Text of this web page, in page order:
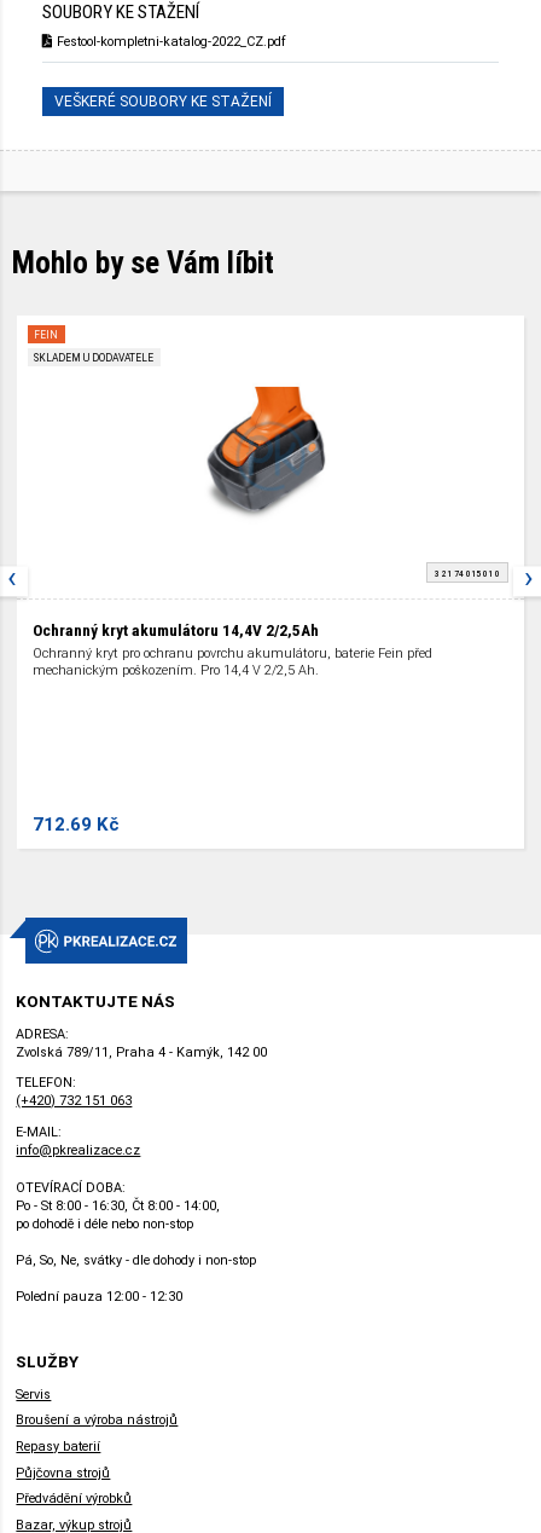
SOUBORY KE STAŽENÍ
Festool-kompletni-katalog-2022_CZ.pdf
VEŠKERÉ SOUBORY KE STAŽENÍ
Mohlo by se Vám líbit
SKLADEM U DODAVATELE
FEIN
3 21 74 015 01 0
Ochranný kryt akumulátoru 14,4V 2/2,5Ah
Ochranný kryt pro ochranu povrchu akumulátoru, baterie Fein před
mechanickým poškozením. Pro 14,4 V 2/2,5 Ah.
712.69 Kč
‹ ›
KONTAKTUJTE NÁS
ADRESA:
Zvolská 789/11, Praha 4 - Kamýk, 142 00
TELEFON:
(+420) 732 151 063
E-MAIL:
info@pkrealizace.cz
OTEVÍRACÍ DOBA:
Po - St 8:00 - 16:30, Čt 8:00 - 14:00,
po dohodě i déle nebo non-stop
Pá, So, Ne, svátky - dle dohody i non-stop
Polední pauza 12:00 - 12:30
SLUŽBY
Servis
Broušení a výroba nástrojů
Repasy baterií
Půjčovna strojů
Předvádění výrobků
Bazar, výkup strojů